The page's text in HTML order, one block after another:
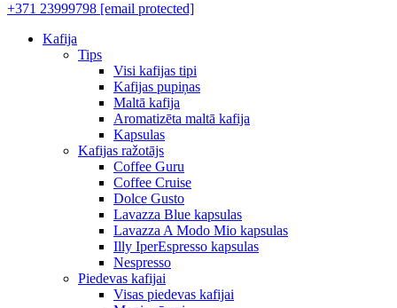
+371 23999798 [email protected]
Kafija
Tips
Visi kafijas tipi
Kafijas pupiņas
Maltā kafija
Aromatizēta maltā kafija
Kapsulas
Kafijas ražotājs
Coffee Guru
Coffee Cruise
Dolce Gusto
Lavazza Blue kapsulas
Lavazza A Modo Mio kapsulas
Illy IperEspresso kapsulas
Nespresso
Piedevas kafijai
Visas piedevas kafijai